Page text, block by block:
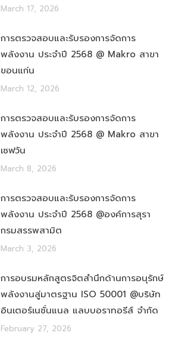
March 17, 2026
การตรวจสอบและรับรองการจัดการ
พลังงาน ประจำปี 2568 @ Makro สาขา
ขอนแก่น
March 12, 2026
การตรวจสอบและรับรองการจัดการ
พลังงาน ประจำปี 2568 @ Makro สาขา
เซฟวัน
March 8, 2026
การตรวจสอบและรับรองการจัดการ
พลังงาน ประจำปี 2568 @องค์การสุรา
กรมสรรพสามิต
March 3, 2026
การอบรมหลักสูตรจิตสำนึกด้านการอนุรักษ์
พลังงานสู่มาตรฐาน ISO 50001 @บริษัท
อินเตอร์เนชั่นแนล แลบบอราทอรีส์ จำกัด
February 27, 2026